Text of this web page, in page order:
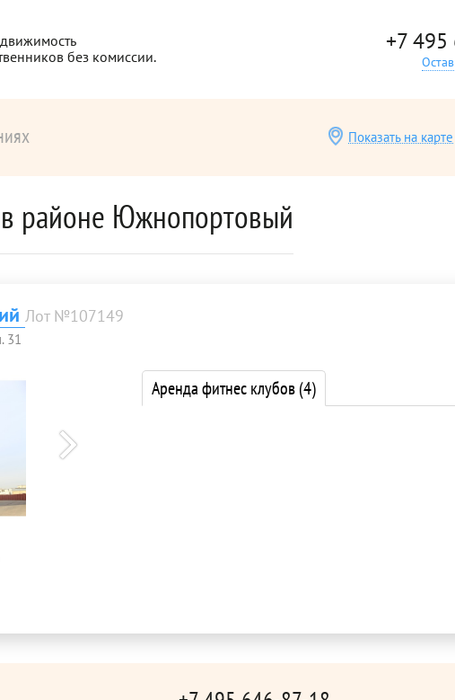
без комиссии.
+7
Показать на карте
районе Южнопортовый
Лот №107149
31
Аренда фитнес клубов(4)